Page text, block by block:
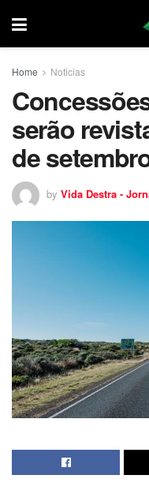
Home Noticias
serão
de
by Vida Destra -